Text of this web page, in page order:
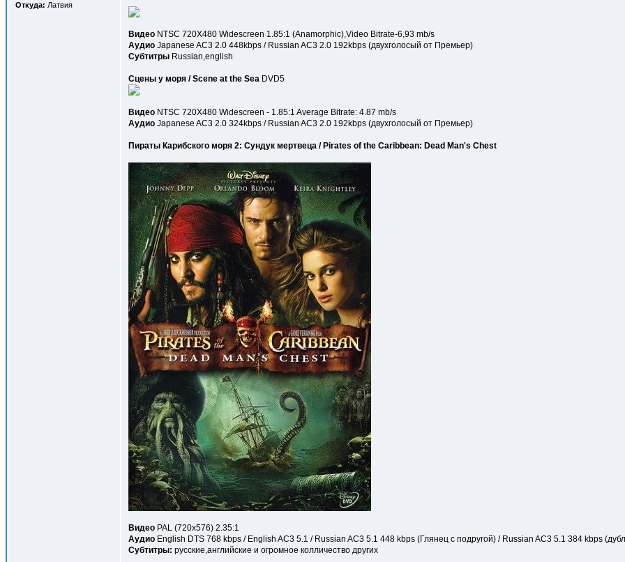
Откуда: Латвия
Видео NTSC 720X480 Widescreen 1.85:1 (Anamorphic),Video Bitrate-6,93 mb/s
Аудио Japanese AC3 2.0 448kbps / Russian AC3 2.0 192kbps (двухголосый от Премьер)
Субтитры Russian,english
Сцены у моря / Scene at the Sea DVD5
Видео NTSC 720X480 Widescreen - 1.85:1 Average Bitrate: 4.87 mb/s
Аудио Japanese AC3 2.0 324kbps / Russian AC3 2.0 192kbps (двухголосый от Премьер)
Пираты Карибского моря 2: Сундук мертвеца / Pirates of the Caribbean: Dead Man's Chest
Видео PAL (720x576) 2.35:1
Аудио English DTS 768 kbps / English AC3 5.1 / Russian AC3 5.1 448 kbps (Глянец с подругой) / Russian AC3 5.1 384 kbps
Субтитры: русские,английские и огромное колличество других